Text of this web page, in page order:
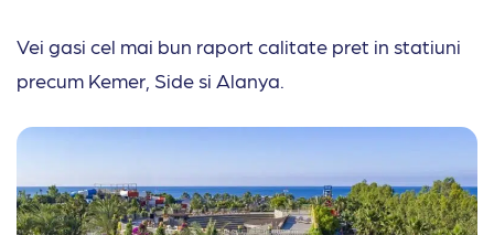
Vei gasi cel mai bun raport calitate pret in statiuni
precum Kemer, Side si Alanya.